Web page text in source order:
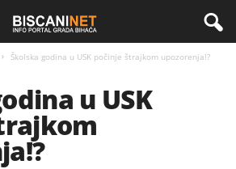
Školska godina u USK počinje štrajkom upozorenja!?
u USK